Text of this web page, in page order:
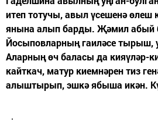
итеп тотучы, авыл үсешенә өлеш
янына алып барды. Җәмил абый
Йосыповларның гаиләсе тырыш,
Аларның өч баласы да кияүләр-
кайткач, матур киемнәрен тиз
алыштырып, эшкә ябыша икән.